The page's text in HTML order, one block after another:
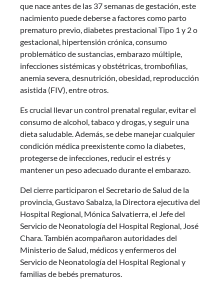
que nace antes de las 37 semanas de gestación, este
nacimiento puede deberse a factores como parto
prematuro previo, diabetes prestacional Tipo 1 y 2 o
gestacional, hipertensión crónica, consumo
problemático de sustancias, embarazo múltiple,
infecciones sistémicas y obstétricas, trombofilias,
anemia severa, desnutrición, obesidad, reproducción
asistida (FIV), entre otros.
Es crucial llevar un control prenatal regular, evitar el
consumo de alcohol, tabaco y drogas, y seguir una
dieta saludable. Además, se debe manejar cualquier
condición médica preexistente como la diabetes,
protegerse de infecciones, reducir el estrés y
mantener un peso adecuado durante el embarazo.
Del cierre participaron el Secretario de Salud de la
provincia, Gustavo Sabalza, la Directora ejecutiva del
Hospital Regional, Mónica Salvatierra, el Jefe del
Servicio de Neonatología del Hospital Regional, José
Chara. También acompañaron autoridades del
Ministerio de Salud, médicos y enfermeros del
Servicio de Neonatología del Hospital Regional y
familias de bebés prematuros.